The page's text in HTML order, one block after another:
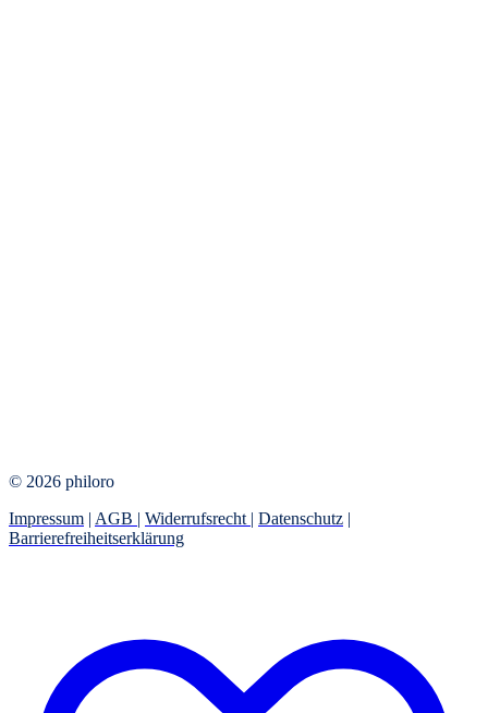
© 2026 philoro
Impressum | AGB | Widerrufsrecht | Datenschutz |
Barrierefreiheitserklärung